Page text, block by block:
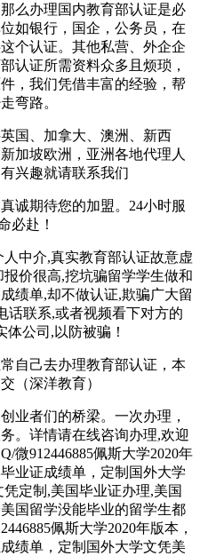
么办理国内教育部认证是必
如银行，国企，公务员，在
个认证。其他私营、外企企
认证所需资料众多且烦琐，
，我们凭借丰富的经验，帮
弯路。
国、加拿大、澳洲、新西
加坡欧洲，亚洲各地代理人
兴趣就请联系我们
诚期待您的加盟。24小时服
必赴！
中介,真实教育部认证故意虚
价很高,挖坑骗留学学生做和
绩单,却不做认证,欺骗广大留
话联系,或者视频看下对方的
公司,以防被骗！
自己去办理教育部认证，本
（深洋教育）
业者们的桥梁。一次办理，
。详情请在线咨询办理,欢迎
微912446885佩斯大学2020年
业证成绩单，定制国外大学
定制,美国毕业证办理,美国
国留学没能毕业的留学生都
佩斯大学2020年版本，
绩单，定制国外大学文凭美